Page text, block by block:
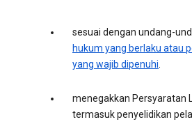
sesuai dengan undang-
hukum yang berlaku atau
yang wajib dipenuhi.
menegakkan Persyaratan
termasuk penyelidikan